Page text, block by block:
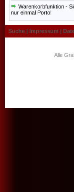
Warenkorbfunktion -
nur einmal Porto!
Suche | Impressum |
Alle